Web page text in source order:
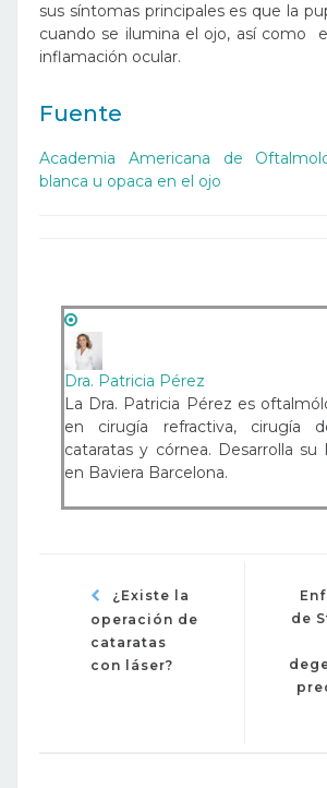
sus síntomas principales es que la
cuando se ilumina el ojo, así como
inflamación ocular.
Fuente
Academia Americana de
blanca u opaca en el ojo
Dra. Patricia Pérez
La Dra. Patricia Pérez es
en cirugía refractiva, cirugía
cataratas y córnea. Desarrolla su
en Baviera Barcelona.
¿Existe la
operación de
cataratas
con láser?
de